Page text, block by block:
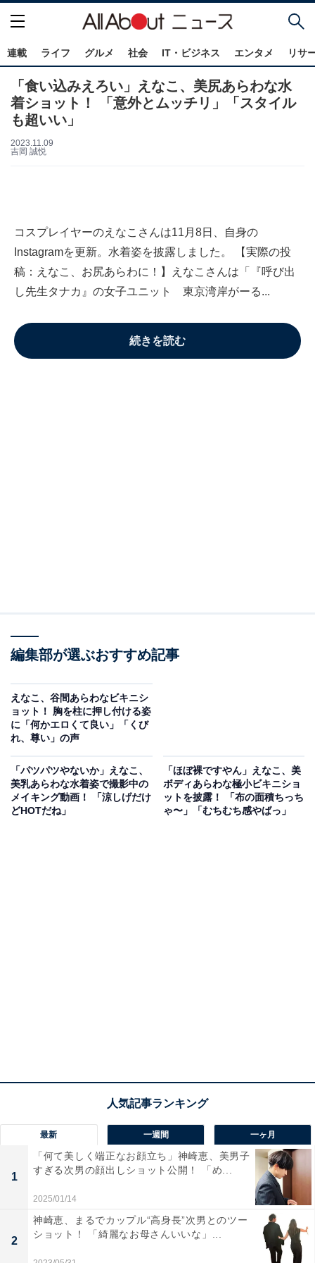
連載 ライフ グルメ 社会 IT・ビジネス エンタメ リサ
「食い込みえろい」えなこ、美尻あらわな水
着ショット！ 「意外とムッチリ」「スタイル
も超いい」
2023.11.09
吉岡 誠悦
コスプレイヤーのえなこさんは11月8日、自身の
Instagramを更新。水着姿を披露しました。 【実際の投
稿：えなこ、お尻あらわに！】えなこさんは「『呼び出
し先生タナカ』の女子ユニット 東京湾岸がーる...
続きを読む
編集部が選ぶおすすめ記事
えなこ、谷間あらわなビキニシ
ョット！ 胸を柱に押し付ける姿
に「何かエロくて良い」「くび
れ、尊い」の声
「パツパツやないか」えなこ、
美乳あらわな水着姿で撮影中の
メイキング動画！ 「涼しげだけ
どHOTだね」
「ほぼ裸ですやん」えなこ、美
ボディあらわな極小ビキニショ
ットを披露！ 「布の面積ちっち
ゃ〜」「むちむち感やばっ」
最新 一週間 一ヶ月
1
「何て美しく端正なお顔立ち」神崎恵、美男子
すぎる次男の顔出しショット公開！ 「め...
2025/01/14
2
神崎恵、まるでカップル“高身長”次男とのツー
ショット！ 「綺麗なお母さんいいな」...